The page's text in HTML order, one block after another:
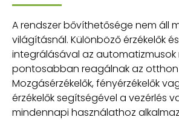
A rendszer bővíthetősége nem áll
világításnál. Különböző érzékelők
integrálásával az automatizmusok
pontosabban reagálnak az otthon
Mozgásérzékelők, fényérzékelők
érzékelők segítségével a vezérlés
mindennapi használathoz